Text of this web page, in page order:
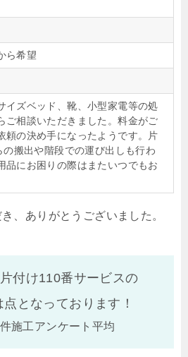
ら希望
イズベッド、靴、小型家電等の処
ご相談いただきました。料金がご
頼の決め手になったようです。片
搬出や階段での運び出しも行わ
品にお困りの際はまたいつでもお
、ありがとうございました。
付け110番サービスの
点となっております！
施工アンケート平均